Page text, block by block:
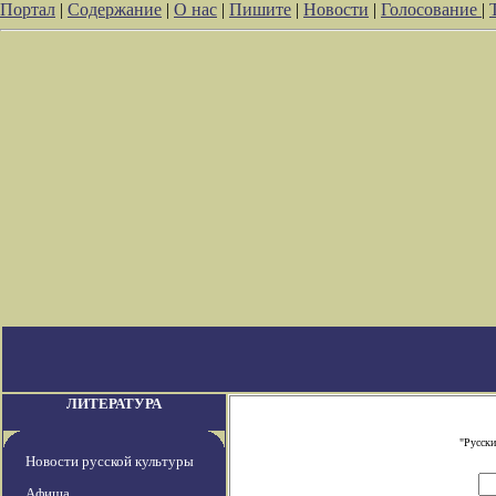
Портал | Содержание | О нас | Пишите | Новости | Голосование |
ЛИТЕРАТУРА
Новости русской культуры